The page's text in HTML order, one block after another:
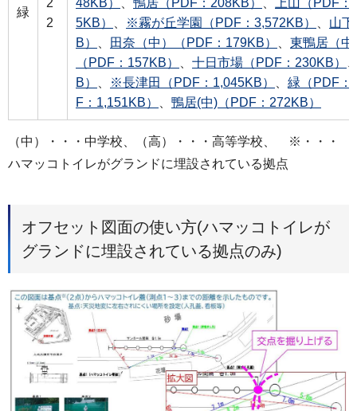
緑
2
2
48KB） 鴨居（PDF：208KB）
上山（PDF
5KB）
※霧が丘学園（PDF：3,572KB）
山
B）
田奈（中）（PDF：179KB）
東鴨居（
（PDF：157KB）
十日市場（PDF：230KB）
B）
※長津田（PDF：1,045KB）
緑（PDF：
F：1,151KB）
鴨居(中)（PDF：272KB）
（中）・・・中学校、（高）・・・高等学校、 ※・・・
ハマッコトイレがグランドに埋設されている拠点
オフセット図面の使い方(ハマッコトイレが
グランドに埋設されている拠点のみ)